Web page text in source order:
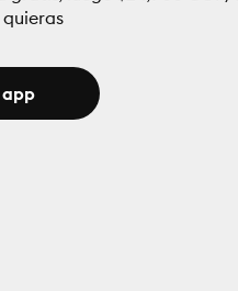
app